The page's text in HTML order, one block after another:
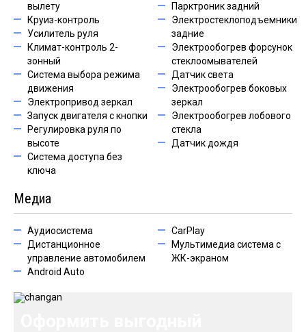
вылету
Круиз-контроль
Усилитель руля
Климат-контроль 2-
зонный
Система выбора режима
движения
Электропривод зеркал
Запуск двигателя с кнопки
Регулировка руля по
высоте
Система доступа без
ключа
Парктроник задний
Электростеклоподъемники
задние
Электрообогрев форсунок
стеклоомывателей
Датчик света
Электрообогрев боковых
зеркал
Электрообогрев лобового
стекла
Датчик дождя
Медиа
Аудиосистема
Дистанционное
управление автомобилем
Android Auto
CarPlay
Мультимедиа система с
ЖК-экраном